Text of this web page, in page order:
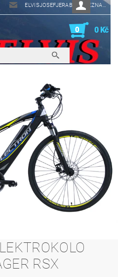
ELVISJOSEFJERABEK@SEZNAM.CZ
0 0 Kč
RSX